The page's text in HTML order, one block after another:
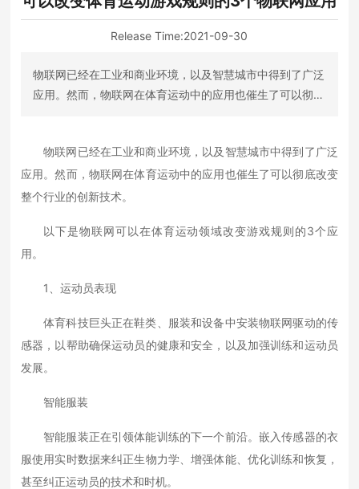
Release Time:2021-09-30
物联网已经在工业和商业环境，以及智慧城市中得到了广泛
应用。然而，物联网在体育运动中的应用也催生了可以彻底
物联网已经在工业和商业环境，以及智慧城市中得到了广泛
应用。然而，物联网在体育运动中的应用也催生了可以彻底改变
整个行业的创新技术。
以下是物联网可以在体育运动领域改变游戏规则的3个应
用。
1、运动员表现
体育科技巨头正在鞋类、服装和设备中安装物联网驱动的传
感器，以帮助确保运动员的健康和安全，以及加强训练和运动员
发展。
智能服装
智能服装正在引领体能训练的下一个前沿。嵌入传感器的衣
服使用实时数据来纠正生物力学、增强体能、优化训练和恢复，
甚至纠正运动员的技术和时机。